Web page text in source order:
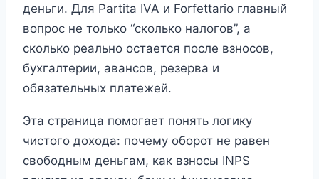
деньги. Для Partita IVA и Forfettario главный
вопрос не только “сколько налогов”, а
сколько реально остается после взносов,
бухгалтерии, авансов, резерва и
обязательных платежей.
Эта страница помогает понять логику
чистого дохода: почему оборот не равен
свободным деньгам, как взносы INPS